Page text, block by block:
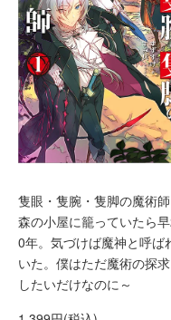
隻眼・隻腕・隻脚の魔術
森の小屋に籠っていたら
0年。気づけば魔神と呼ば
いた。僕はただ魔術の探
したいだけなのに～